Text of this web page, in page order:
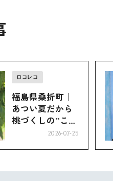
ロコレコ
福島県桑折町｜
あつい夏だから
桃づくしの”こお
2026-07-25